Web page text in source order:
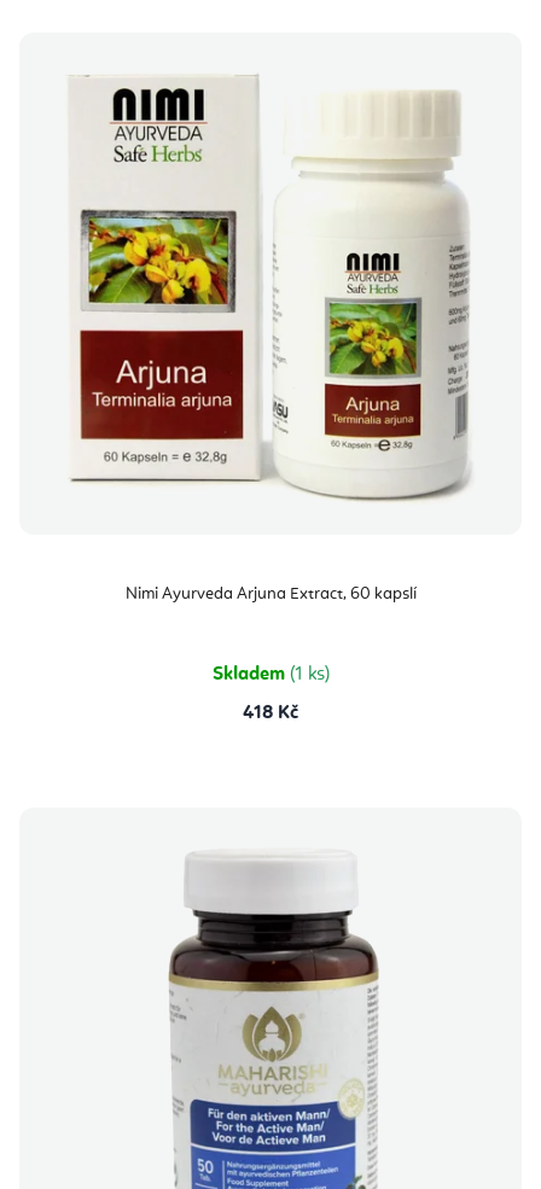
Nimi Ayurveda Arjuna Extract, 60 kapslí
Skladem (1 ks)
418 Kč